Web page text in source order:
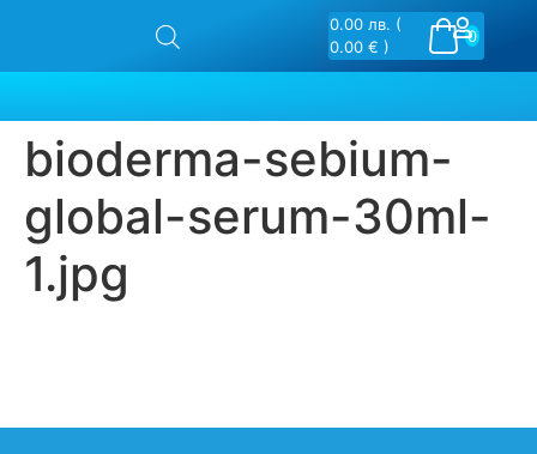
0
0.00 лв. (
0.00 € )
bioderma-sebium-
global-serum-30ml-
1.jpg